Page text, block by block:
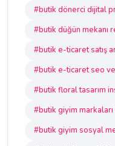
#butik dönerci dijital pr
#butik düğün mekanı
#butik e-ticaret satış
#butik e-ticaret seo
#butik floral tasarım
#butik giyim
#butik giyim sosyal